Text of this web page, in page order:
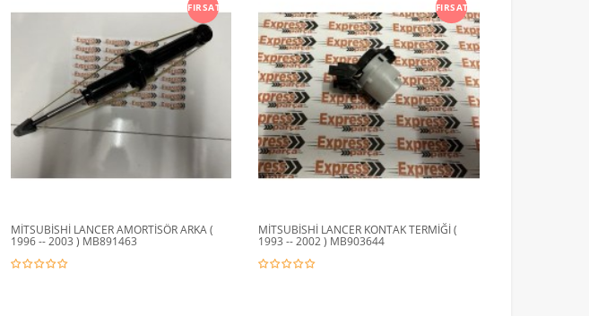
FIRSAT
MİTSUBİSHİ LANCER AMORTİSÖR ARKA (
1996 -- 2003 ) MB891463
FIRSAT
MİTSUBİSHİ LANCER KONTAK TERMİĞİ (
1993 -- 2002 ) MB903644